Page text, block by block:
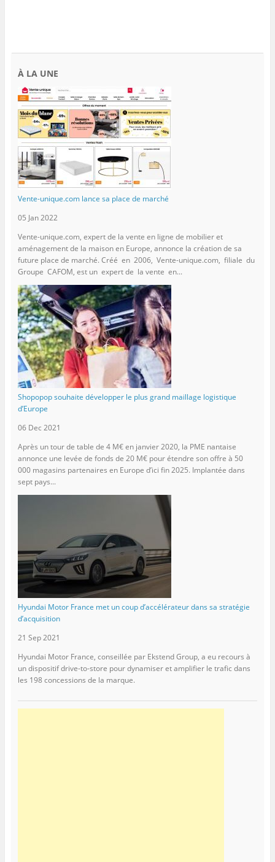
À LA UNE
Vente-unique.com lance sa place de marché
05 Jan 2022
Vente-unique.com, expert de la vente en ligne de mobilier et
aménagement de la maison en Europe, annonce la création de sa
future place de marché. Créé en 2006, Vente-unique.com, filiale du
Groupe CAFOM, est un expert de la vente en...
Shopopop souhaite développer le plus grand maillage logistique
d’Europe
06 Dec 2021
Après un tour de table de 4 M€ en janvier 2020, la PME nantaise
annonce une levée de fonds de 20 M€ pour étendre son offre à 50
000 magasins partenaires en Europe d’ici fin 2025. Implantée dans
sept pays...
Hyundai Motor France met un coup d’accélérateur dans sa stratégie
d’acquisition
21 Sep 2021
Hyundai Motor France, conseillée par Ekstend Group, a eu recours à
un dispositif drive-to-store pour dynamiser et amplifier le trafic dans
les 198 concessions de la marque.